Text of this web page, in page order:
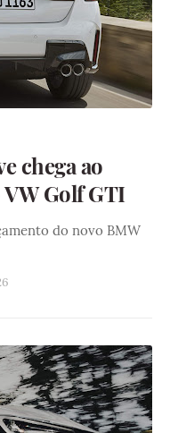
chega ao
Golf GTI
do novo BMW